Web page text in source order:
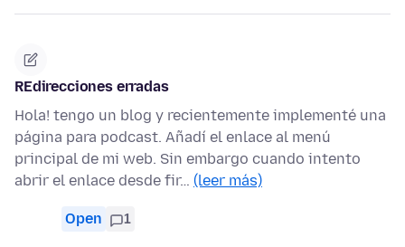
REdirecciones erradas
Hola! tengo un blog y recientemente implementé una
página para podcast. Añadí el enlace al menú
principal de mi web. Sin embargo cuando intento
abrir el enlace desde fir… (leer más)
Open 1